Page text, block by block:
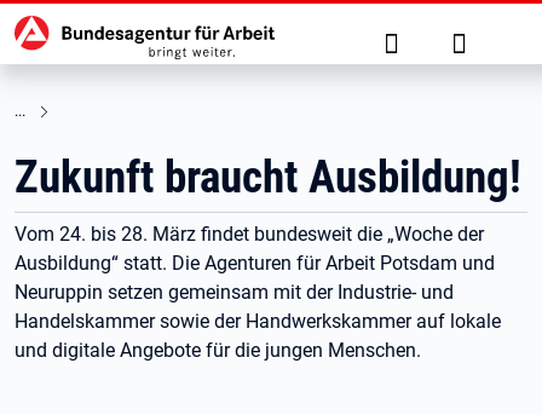
zu den Hauptinhalten springen
Hauptnavigation Suche Anmelden
Zukunft braucht Ausbildung!
Vom 24. bis 28. März findet bundesweit die „Woche der
Ausbildung“ statt. Die Agenturen für Arbeit Potsdam und
Neuruppin setzen gemeinsam mit der Industrie- und
Handelskammer sowie der Handwerkskammer auf lokale
und digitale Angebote für die jungen Menschen.